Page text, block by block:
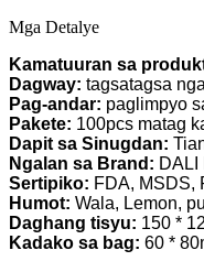
Mga Detalye
Kamatuuran sa
Dagway: tagsatagsa
Pag-andar: paglimpyo
Pakete: 100pcs matag
Dapit sa Sinugdan:
Ngalan sa Brand: DALI
Sertipiko: FDA, MSDS,
Humot: Wala, Lemon,
Daghang tisyu: 150 *
Kadako sa bag: 60 *